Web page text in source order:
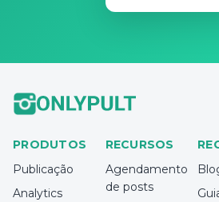
PRODUTOS
Publicação
Analytics
RECURSOS
Agendamento
de posts